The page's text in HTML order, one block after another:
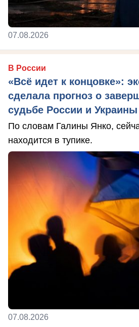
07.08.2026
В России
«Всё идет к концовке»:
сделала прогноз о
судьбе России и Украины
По словам Галины Янко,
находится в тупике.
07.08.2026